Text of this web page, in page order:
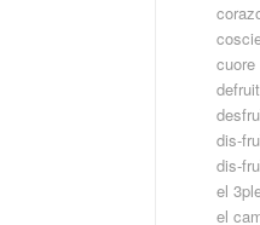
cuore
dis-
dis-
el
el